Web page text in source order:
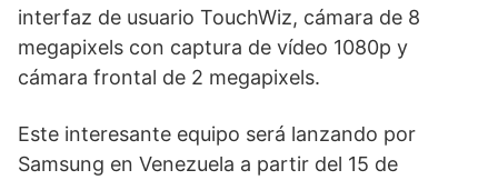
interfaz de usuario TouchWiz, cámara de 8
megapixels con captura de vídeo 1080p y
cámara frontal de 2 megapixels.
Este interesante equipo será lanzando por
Samsung en Venezuela a partir del 15 de